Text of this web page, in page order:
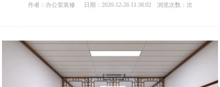
作者： 办公室装修 日期：2020-12-26 11:38:02 浏览次数： 次